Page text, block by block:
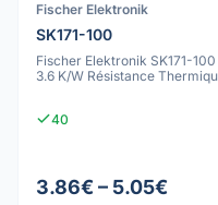
Fischer Elektronik
SK171-100
Fischer Elektronik SK171-
3.6 K/W Résistance
40
3.86€ – 5.05€